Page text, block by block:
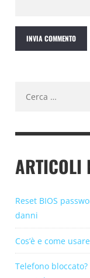
per:
ARTICOLI
Reset BIOS
danni
Cos’è e come
Telefono